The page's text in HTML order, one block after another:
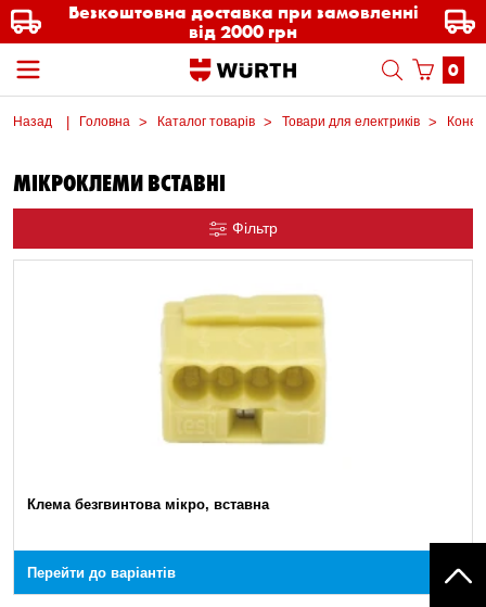
Безкоштовна доставка при замовленні
від 2000 грн
0
Назад Головна Каталог товарів Товари для електриків
МІКРОКЛЕМИ ВСТАВНІ
Фільтр
Клема безгвинтова мікро, вставна
Перейти до варіантів